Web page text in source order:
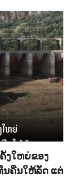
ງໃຫຍ່ຂອງ
ນຄືນໃຫ້ລັດ ແຕ່